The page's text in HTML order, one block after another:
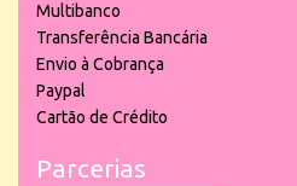
Multibanco
Transferência Bancária
Envio à Cobrança
Paypal
Cartão de Crédito
Parcerias